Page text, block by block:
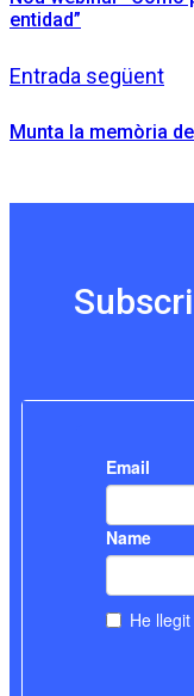
entidad”
Entrada següent
Munta la memòria